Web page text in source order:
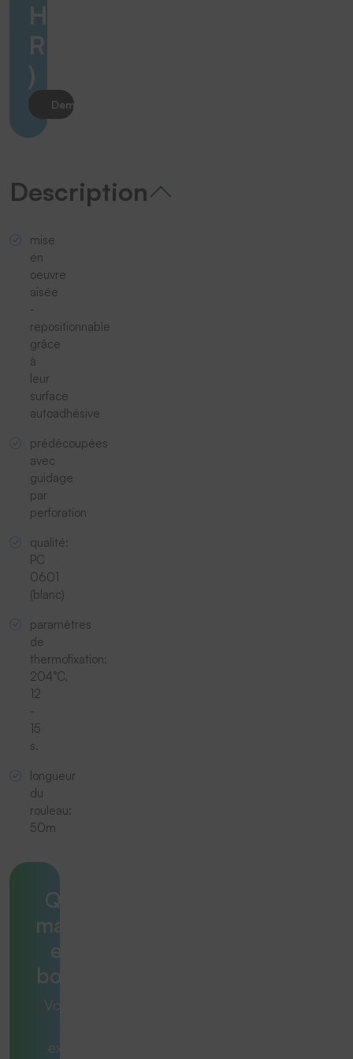
H
R
)
Demander le produit
Description
mise
en
oeuvre
aisée
-
repositionnable
grâce
à
leur
surface
autoadhésive
prédécoupées
avec
guidage
par
perforation
qualité:
PC
0601
(blanc)
paramètres
de
thermofixation:
204°C,
12
-
15
s.
longueur
du
rouleau:
50m
Quelle
machine
est la
bonne ?
Vous avez
exigence